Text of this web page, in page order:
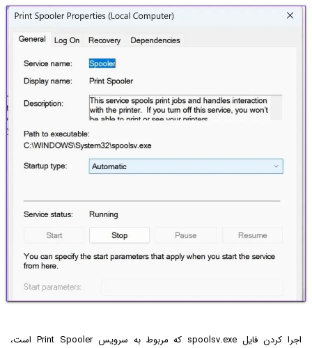
اجرا کردن فایل spoolsv.exe که مربوط به سرویس Print Spooler است،